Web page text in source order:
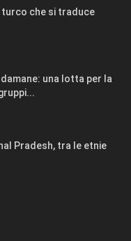
turco che si traduce
una lotta per la
Pradesh, tra le etnie